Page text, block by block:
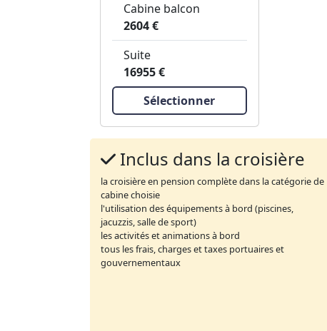
Cabine balcon
2604 €
Suite
16955 €
Sélectionner
Inclus dans la croisière
la croisière en pension complète dans la catégorie de
cabine choisie
l'utilisation des équipements à bord (piscines,
jacuzzis, salle de sport)
les activités et animations à bord
tous les frais, charges et taxes portuaires et
gouvernementaux